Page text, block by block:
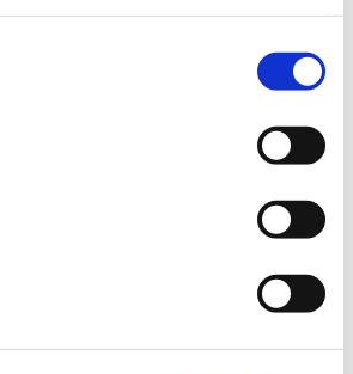
thuis gaat voelen in Nederland
in de week beschikbaar zijn
van het steungezin, als ze dat